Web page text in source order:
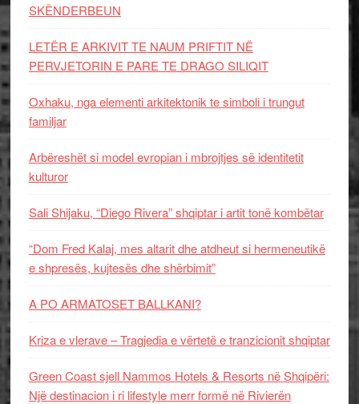
SKËNDERBEUN
LETËR E ARKIVIT TE NAUM PRIFTIT NË
PERVJETORIN E PARE TE DRAGO SILIQIT
Oxhaku, nga elementi arkitektonik te simboli i trungut
familjar
Arbëreshët si model evropian i mbrojtjes së identitetit
kulturor
Sali Shijaku, “Diego Rivera” shqiptar i artit tonë kombëtar
“Dom Fred Kalaj, mes altarit dhe atdheut si hermeneutikë
e shpresës, kujtesës dhe shërbimit”
A PO ARMATOSET BALLKANI?
Kriza e vlerave – Tragjedia e vërtetë e tranzicionit shqiptar
Green Coast sjell Nammos Hotels & Resorts në Shqipëri:
Një destinacion i ri lifestyle merr formë në Rivierën